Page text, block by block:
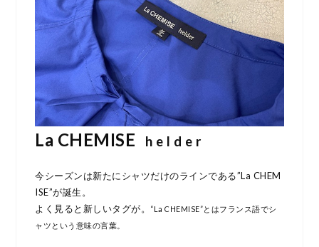
La CHEMISE h e l d e r
今シーズンは新たにシャツだけのラインである”La CHEM
ISE”が誕生。
よく見ると新しいタグが。
“La CHEMISE”とはフランス語でシ
ャツという意味の言葉。